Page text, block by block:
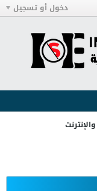
دخول أو تسجيل